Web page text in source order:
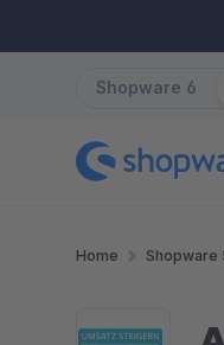
Shopware 6
Home Shopware